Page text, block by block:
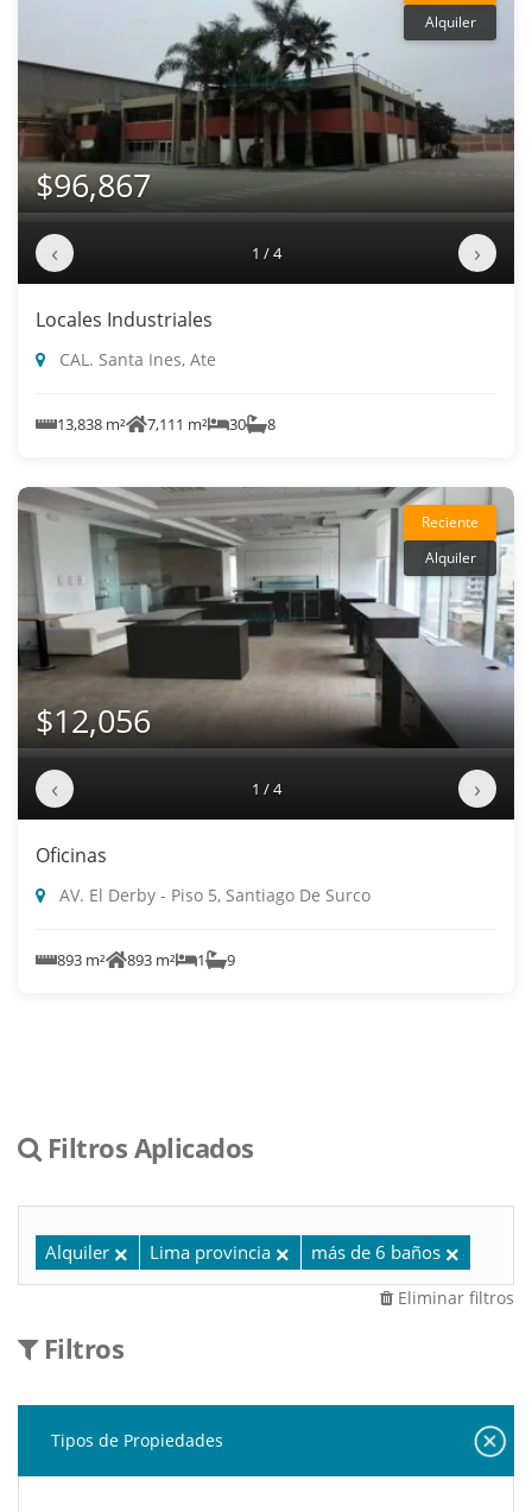
Alquiler
$96,867
‹ 1 / 4 ›
Locales Industriales
CAL. Santa Ines, Ate
13,838 m² 7,111 m² 30 8
Reciente
Alquiler
$12,056
‹ 1 / 4 ›
Oficinas
AV. El Derby - Piso 5, Santiago De Surco
893 m² 893 m² 1 9
Filtros Aplicados
Alquiler Lima provincia más de 6 baños
Eliminar filtros
Filtros
Tipos de Propiedades